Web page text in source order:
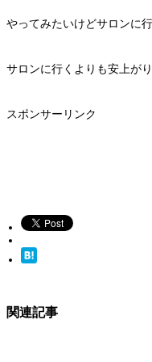
やってみたいけどサロンに
サロンに行くよりも安上が
スポンサーリンク
関連記事